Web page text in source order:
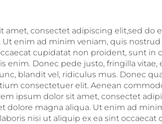
amet, consectet adipiscing elit,sed do
Ut enim ad minim veniam, quis
cupidatat non proident, sunt in
enim. Donec pede justo, fringilla
blandit vel, ridiculus mus. Donec
consectetuer elit. Aenean
ipsum dolor sit amet, consectet
dolore magna aliqua. Ut enim ad
nisi ut aliquip ex ea sint